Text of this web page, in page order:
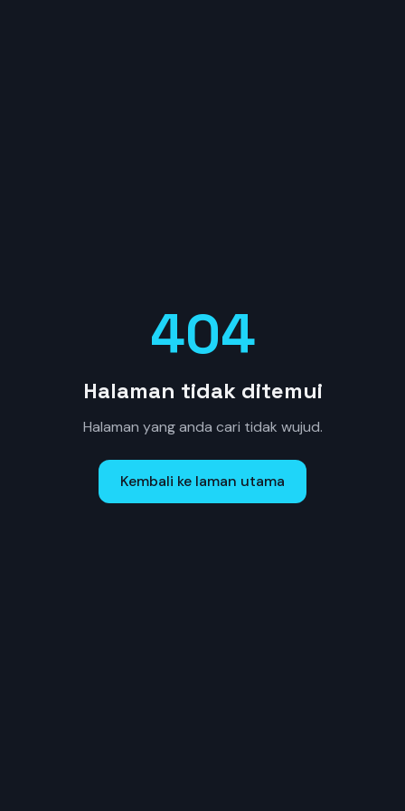
404
Halaman tidak ditemui
Halaman yang anda cari tidak wujud.
Kembali ke laman utama